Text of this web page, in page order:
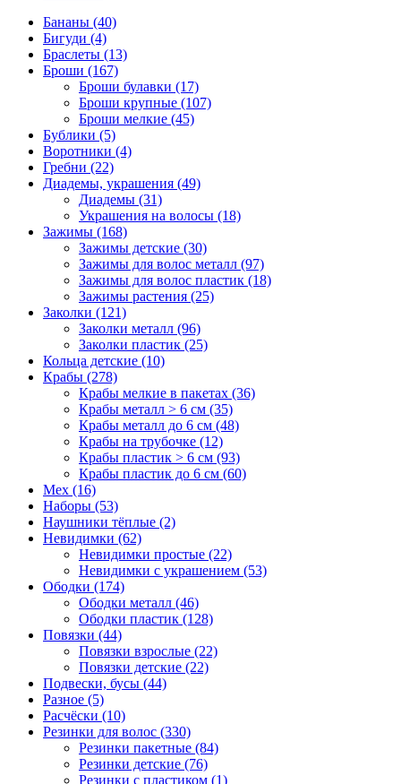
Бананы (40)
Бигуди (4)
Браслеты (13)
Броши (167)
Броши булавки (17)
Броши крупные (107)
Броши мелкие (45)
Бублики (5)
Воротники (4)
Гребни (22)
Диадемы, украшения (49)
Диадемы (31)
Украшения на волосы (18)
Зажимы (168)
Зажимы детские (30)
Зажимы для волос металл (97)
Зажимы для волос пластик (18)
Зажимы растения (25)
Заколки (121)
Заколки металл (96)
Заколки пластик (25)
Кольца детские (10)
Крабы (278)
Крабы мелкие в пакетах (36)
Крабы металл > 6 см (35)
Крабы металл до 6 см (48)
Крабы на трубочке (12)
Крабы пластик > 6 см (93)
Крабы пластик до 6 см (60)
Мех (16)
Наборы (53)
Наушники тёплые (2)
Невидимки (62)
Невидимки простые (22)
Невидимки с украшением (53)
Ободки (174)
Ободки металл (46)
Ободки пластик (128)
Повязки (44)
Повязки взрослые (22)
Повязки детские (22)
Подвески, бусы (44)
Разное (5)
Расчёски (10)
Резинки для волос (330)
Резинки пакетные (84)
Резинки детские (76)
Резинки с пластиком (1)